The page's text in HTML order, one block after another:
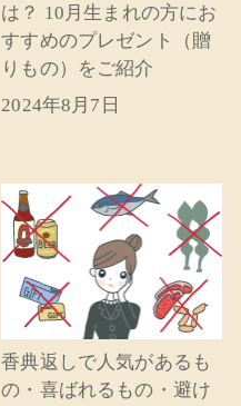
は？ 10月生まれの方にお
すすめのプレゼント（贈
りもの）をご紹介
2024年8月7日
香典返しで人気があるも
の・喜ばれるもの・避け